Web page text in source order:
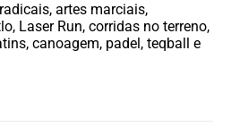
artes marciais,
Laser Run, corridas no terreno,
canoagem, padel, teqball e